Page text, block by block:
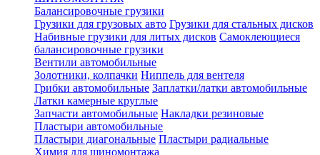
Балансировочные грузики
Грузики для грузовых авто Грузики для стальных дисков
Набивные грузики для литых дисков Самоклеющиеся
балансировочные грузики
Вентили автомобильные
Золотники, колпачки Ниппель для вентеля
Грибки автомобильные Заплатки/латки автомобильные
Латки камерные круглые
Запчасти автомобильные Накладки резиновые
Пластыри автомобильные
Пластыри диагональные Пластыри радиальные
Химия для шиномонтажа